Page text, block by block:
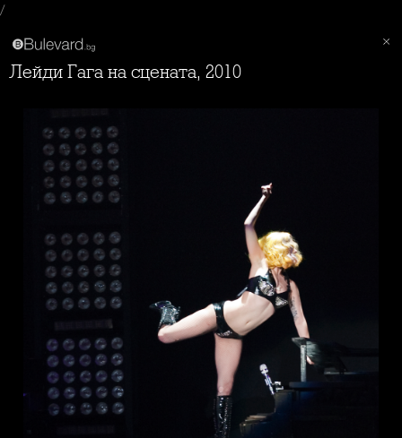
/
Лейди Гага на сцената, 2010